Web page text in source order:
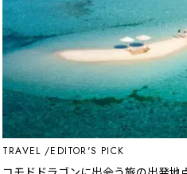
TRAVEL EDITOR'S PICK